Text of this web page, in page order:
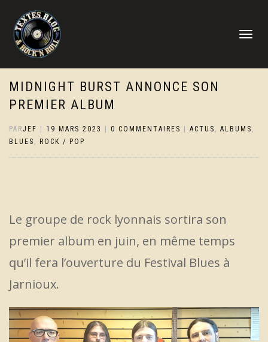
DÉPLIER
MIDNIGHT BURST ANNONCE SON
PREMIER ALBUM
PARJEF 19 MARS 2023 0 COMMENTAIRES ACTUS , ALBUMS ,
BLUES , ROCK / POP
Le groupe de rock lyonnais sortira son
premier album en juin, en même temps
qu’il fera l’ouverture du Festival Blues à
Jarnioux.